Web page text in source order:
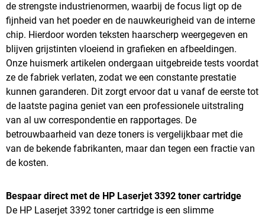
de strengste industrienormen, waarbij de focus ligt op de
fijnheid van het poeder en de nauwkeurigheid van de interne
chip. Hierdoor worden teksten haarscherp weergegeven en
blijven grijstinten vloeiend in grafieken en afbeeldingen.
Onze huismerk artikelen ondergaan uitgebreide tests voordat
ze de fabriek verlaten, zodat we een constante prestatie
kunnen garanderen. Dit zorgt ervoor dat u vanaf de eerste tot
de laatste pagina geniet van een professionele uitstraling
van al uw correspondentie en rapportages. De
betrouwbaarheid van deze toners is vergelijkbaar met die
van de bekende fabrikanten, maar dan tegen een fractie van
de kosten.
Bespaar direct met de HP Laserjet 3392 toner cartridge
De HP Laserjet 3392 toner cartridge is een slimme